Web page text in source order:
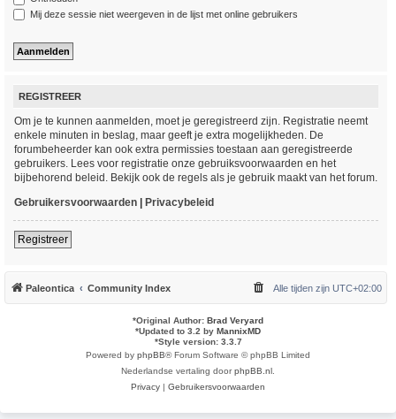
Mij deze sessie niet weergeven in de lijst met online gebruikers
REGISTREER
Om je te kunnen aanmelden, moet je geregistreerd zijn. Registratie neemt
enkele minuten in beslag, maar geeft je extra mogelijkheden. De
forumbeheerder kan ook extra permissies toestaan aan geregistreerde
gebruikers. Lees voor registratie onze gebruiksvoorwaarden en het
bijbehorend beleid. Bekijk ook de regels als je gebruik maakt van het forum.
Gebruikersvoorwaarden | Privacybeleid
Registreer
Paleontica Community Index Alle tijden zijn UTC+02:00
*Original Author: Brad Veryard
*Updated to 3.2 by MannixMD
*Style version: 3.3.7
Powered by phpBB® Forum Software © phpBB Limited
Nederlandse vertaling doorphpBB.nl
Privacy | Gebruikersvoorwaarden